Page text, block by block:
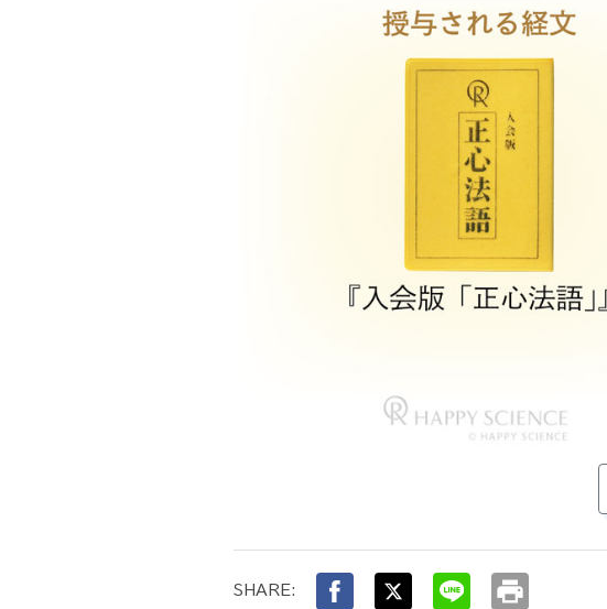
SHARE: print